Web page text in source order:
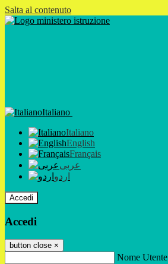
Salta al contenuto
Italiano
Italiano
English
Français
عربى
اردو
Accedi
Accedi
button close ×
Nome Utente